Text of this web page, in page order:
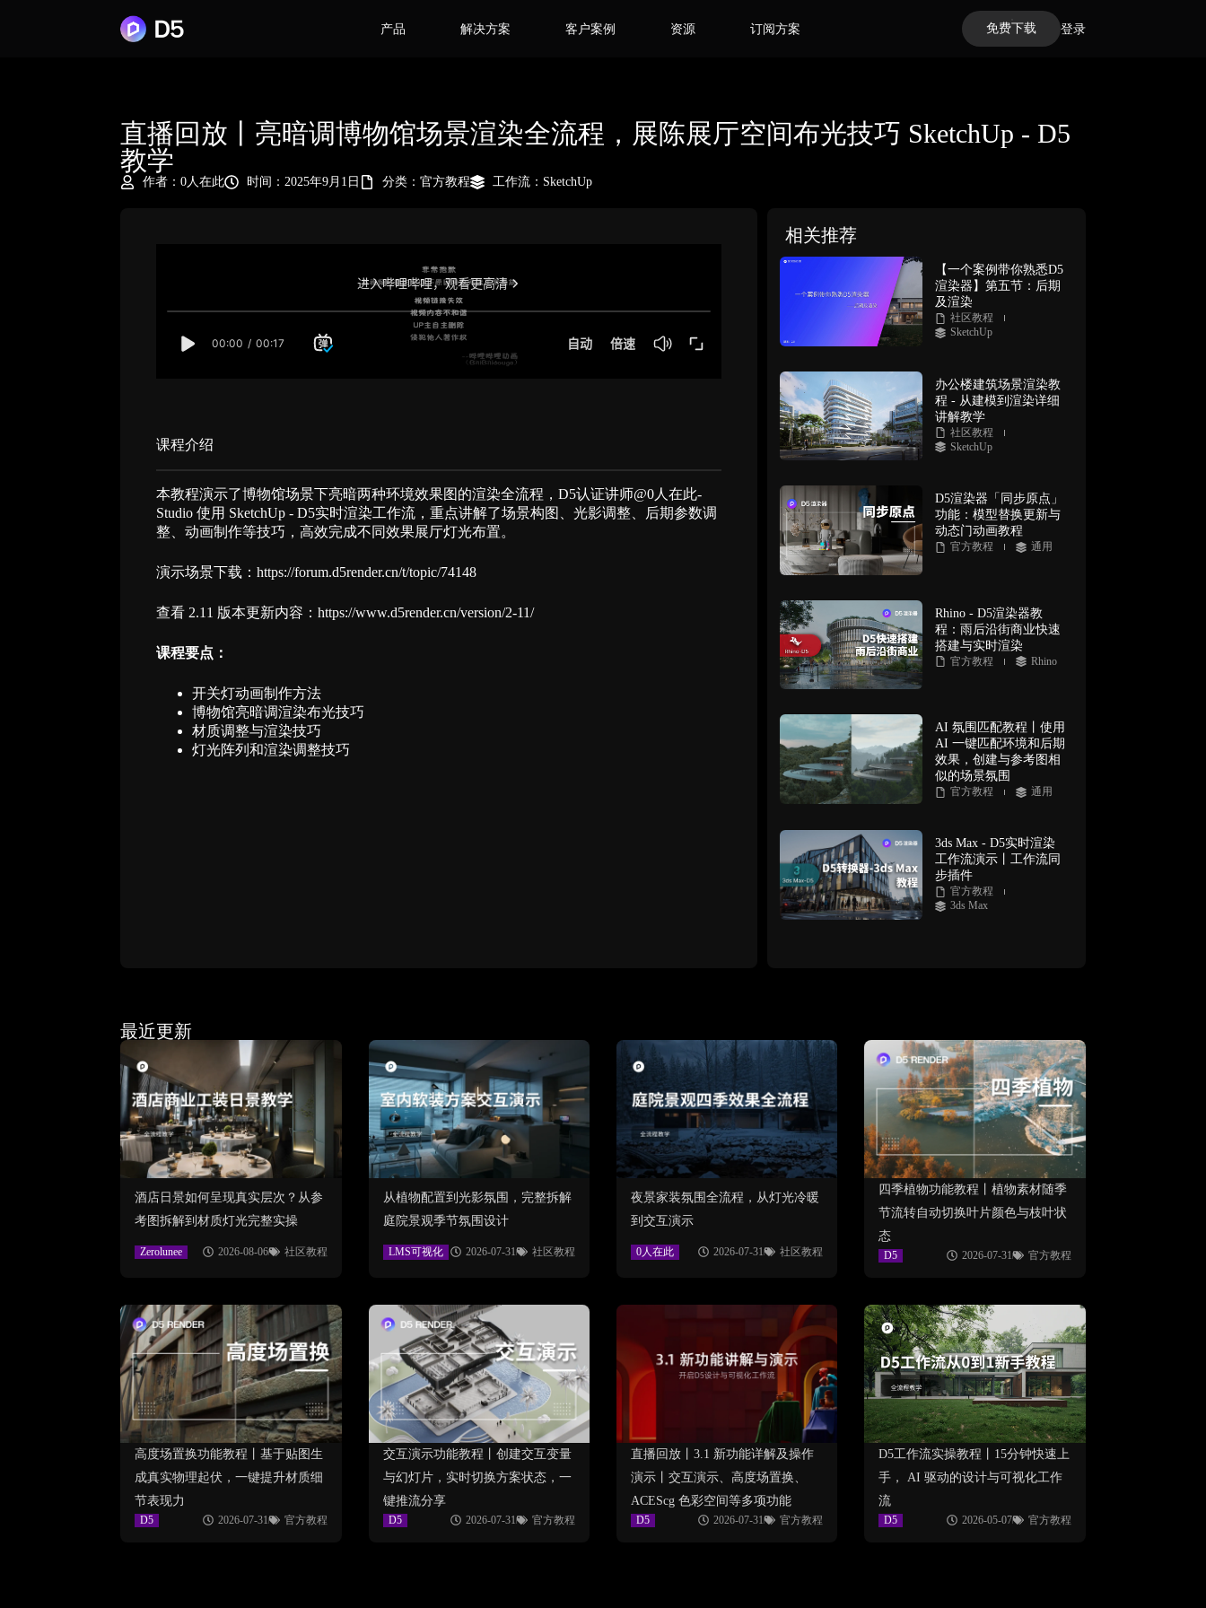
产品 解决方案 客户案例 资源 订阅方案 免费下载 登录
直播回放丨亮暗调博物馆场景渲染全流程，展陈展厅空间布光技巧 SketchUp - D5
教学
作者：0人在此 时间：2025年9月1日 分类：官方教程 工作流： SketchUp
课程介绍​
本教程演示了博物馆场景下亮暗两种环境效果图的渲染全流程，D5认证讲师@0人在此-
Studio 使用 SketchUp - D5实时渲染工作流，重点讲解了场景构图、光影调整、后期参数调
整、动画制作等技巧，高效完成不同效果展厅灯光布置。
演示场景下载：https://forum.d5render.cn/t/topic/74148
查看 2.11 版本更新内容：https://www.d5render.cn/version/2-11/
课程要点：
开关灯动画制作方法
博物馆亮暗调渲染布光技巧
材质调整与渲染技巧
灯光阵列和渲染调整技巧
相关推荐
【一个案例带你熟悉D5
渲染器】第五节：后期
及渲染
社区教程
SketchUp
办公楼建筑场景渲染教
程 - 从建模到渲染详细
讲解教学
社区教程
SketchUp
D5渲染器「同步原点」
功能：模型替换更新与
动态门动画教程
官方教程 通用
Rhino - D5渲染器教
程：雨后沿街商业快速
搭建与实时渲染
官方教程 Rhino
AI 氛围匹配教程丨使用
AI 一键匹配环境和后期
效果，创建与参考图相
似的场景氛围
官方教程 通用
3ds Max - D5实时渲染
工作流演示丨工作流同
步插件
官方教程
3ds Max
最近更新
酒店日景如何呈现真实层次？从参
考图拆解到材质灯光完整实操
Zerolunee 2026-08-06 社区教程
从植物配置到光影氛围，完整拆解
庭院景观季节氛围设计
LMS可视化 2026-07-31 社区教程
夜景家装氛围全流程，从灯光冷暖
到交互演示
0人在此 2026-07-31 社区教程
四季植物功能教程丨植物素材随季
节流转自动切换叶片颜色与枝叶状
态
D5 2026-07-31 官方教程
高度场置换功能教程丨基于贴图生
成真实物理起伏，一键提升材质细
节表现力
D5 2026-07-31 官方教程
交互演示功能教程丨创建交互变量
与幻灯片，实时切换方案状态，一
键推流分享
D5 2026-07-31 官方教程
直播回放丨3.1 新功能详解及操作
演示丨交互演示、高度场置换、
ACEScg 色彩空间等多项功能
D5 2026-07-31 官方教程
D5工作流实操教程丨15分钟快速上
手， AI 驱动的设计与可视化工作
流
D5 2026-05-07 官方教程